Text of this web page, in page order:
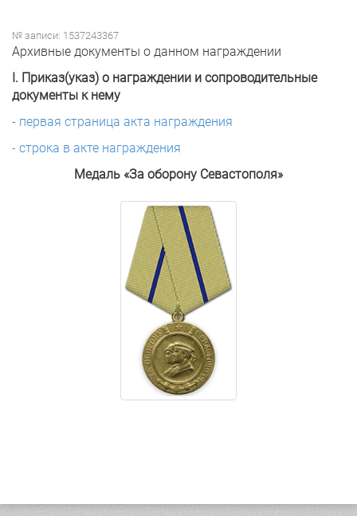
№ записи: 1537243367
Архивные документы о данном награждении
I. Приказ(указ) о награждении и сопроводительные
документы к нему
- первая страница акта награждения
- строка в акте награждения
Медаль «За оборону Севастополя»